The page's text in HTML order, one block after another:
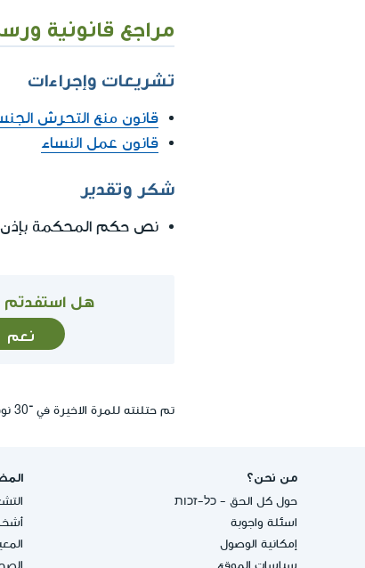
مراجع قانونية
تشريعات وإجراءات
قانون منع التحرش
قانون عمل النساء
شكر وتقدير
نص حكم المحكمة
هل استفدتم
نعم
تم حتلنته للمرة الاخيرة في ־30 نوفمبر 2023, 05:46
من نحن؟
حول كل الحق - כל-זכות
اسئلة واجوبة
إمكانية الوصول
سياسات الموقع